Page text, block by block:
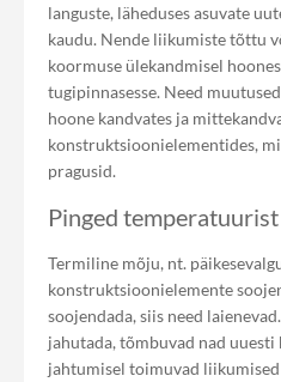
languste, läheduses asuvate
kaudu. Nende liikumiste tõttu
koormuse ülekandmisel
tugipinnasesse. Need
hoone kandvates ja
konstruktsioonielementides,
pragusid.
Pinged temperatuurist
Termiline mõju, nt.
konstruktsioonielemente
soojendada, siis need
jahutada, tõmbuvad nad uuesti
jahtumisel toimuvad